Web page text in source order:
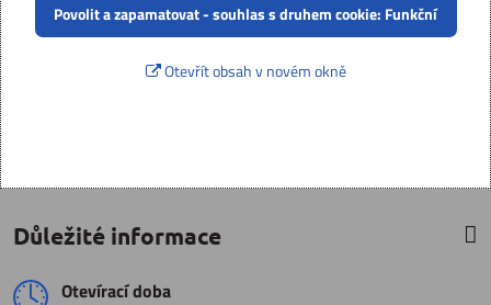
Povolit a zapamatovat - souhlas s druhem cookie: Funkční
Otevřít obsah v novém okně
Důležité informace
Otevírací doba